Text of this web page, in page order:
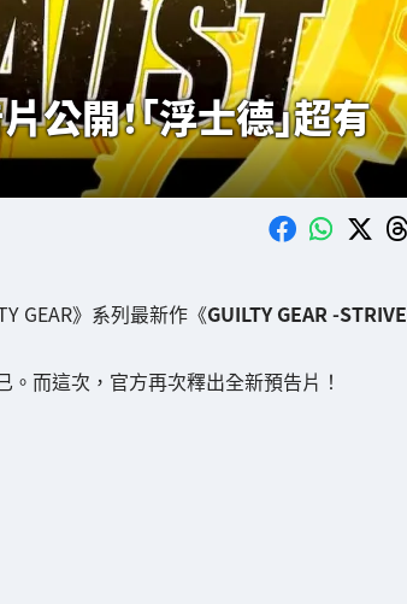
公開！「浮士德」超有
GEAR》系列最新作《GUILTY GEAR -STRIVE
而這次，官方再次釋出全新預告片！